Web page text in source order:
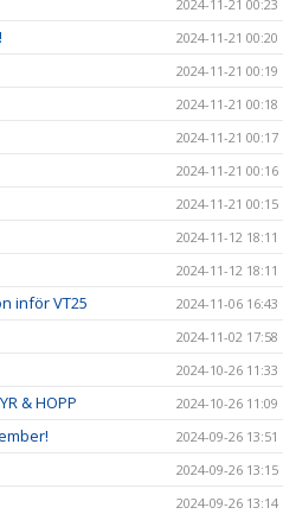
2024-11-21 00:23
2024-11-21 00:20
2024-11-21 00:19
2024-11-21 00:18
2024-11-21 00:17
2024-11-21 00:16
2024-11-21 00:15
2024-11-12 18:11
2024-11-12 18:11
inför VT25 2024-11-06 16:43
2024-11-02 17:58
2024-10-26 11:33
& HOPP 2024-10-26 11:09
2024-09-26 13:51
2024-09-26 13:15
2024-09-26 13:14